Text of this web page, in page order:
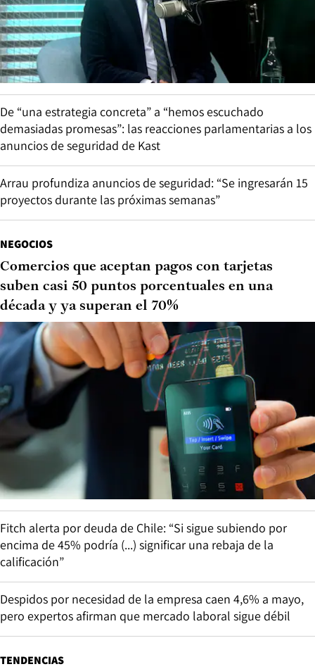
De “una estrategia concreta” a “hemos escuchado
demasiadas promesas”: las reacciones parlamentarias a los
anuncios de seguridad de Kast
Arrau profundiza anuncios de seguridad: “Se ingresarán 15
proyectos durante las próximas semanas”
NEGOCIOS
Comercios que aceptan pagos con tarjetas
suben casi 50 puntos porcentuales en una
década y ya superan el 70%
Fitch alerta por deuda de Chile: “Si sigue subiendo por
encima de 45% podría (...) significar una rebaja de la
calificación”
Despidos por necesidad de la empresa caen 4,6% a mayo,
pero expertos afirman que mercado laboral sigue débil
TENDENCIAS